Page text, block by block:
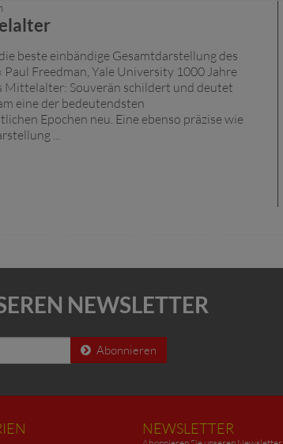
beste einbändige Gesamtdarstellung des
Freedman, Yale University 1000 Jahre
Mittelalter: Souverän schildert und deutet
eine der bedeutendsten
Epochen neu. Eine ebenso präzise wie
...
NEWSLETTER
Abonnieren
NEWSLETTER